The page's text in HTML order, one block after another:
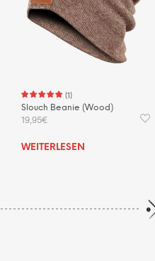
(1)
Slouch Beanie (Wood)
19,95€
WEITERLESEN